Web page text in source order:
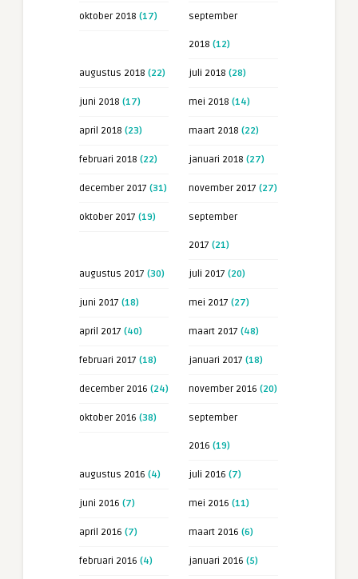
oktober 2018 (17) september
2018 (12)
augustus 2018 (22) juli 2018 (28)
juni 2018 (17) mei 2018 (14)
april 2018 (23) maart 2018 (22)
februari 2018 (22) januari 2018 (27)
december 2017 (31) november 2017 (27)
oktober 2017 (19) september
2017 (21)
augustus 2017 (30) juli 2017 (20)
juni 2017 (18) mei 2017 (27)
april 2017 (40) maart 2017 (48)
februari 2017 (18) januari 2017 (18)
december 2016 (24) november 2016 (20)
oktober 2016 (38) september
2016 (19)
augustus 2016 (4) juli 2016 (7)
juni 2016 (7) mei 2016 (11)
april 2016 (7) maart 2016 (6)
februari 2016 (4) januari 2016 (5)